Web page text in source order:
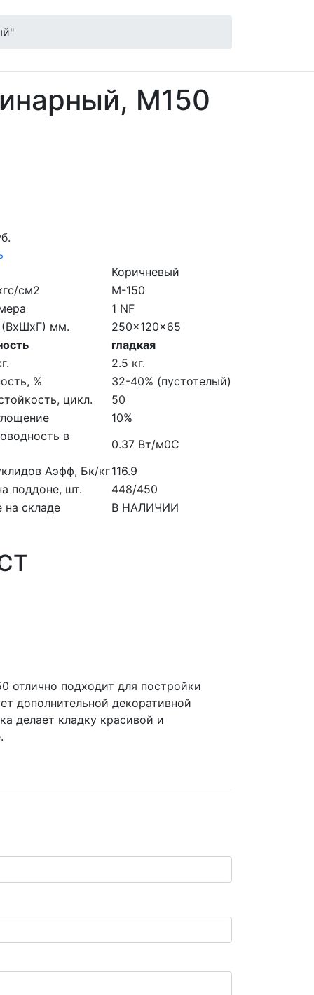
M150
Коричневый
см2
M-150
1 NF
(ВхШхГ) мм.
250x120x65
гладкая
2.5 кг.
%
32-40% (пустотелый)
цикл.
50
10%
в
0.37 Вт/м0С
Аэфф, Бк/кг116.9
поддоне, шт.
448/450
на складе
В НАЛИЧИИ
отлично подходит для постройки
дополнительной декоративной
делает кладку красивой и